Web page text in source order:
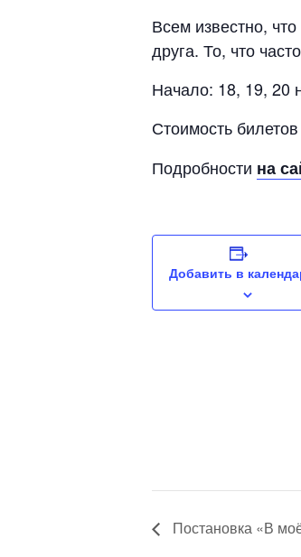
Всем известно,
друга. То, что
Начало: 18, 19, 20
Стоимость
Подробности на
Добавить в
Постановка «В